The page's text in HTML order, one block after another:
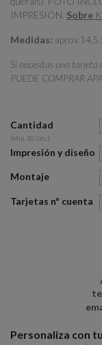
IMPRESIÓN. Sobre
Medidas: aprox 14,5
Si necesitas una tarjeta
PUEDE COMPRAR
Cantidad
(Min. 50 Uds.)
Impresión y diseño
Montaje
Tarjetas nº cuenta
Personaliza con